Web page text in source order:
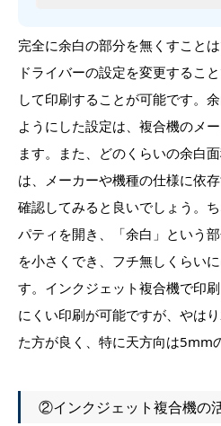
完全に余白の部分を無くすこと
ドライバーの設定を変更するこ
して印刷することが可能です。
ようにした設定は、複合機のメ
ます。また、どのくらいの余白
は、メーカーや機種の仕様に依
確認してみると良いでしょう。
パティを開き、「余白」という
を小さくでき、フチ無しくらい
す。インクジェット複合機で印
にくい印刷が可能ですが、やは
た方が良く、特に天方向は5mm
②インクジェット複合機の